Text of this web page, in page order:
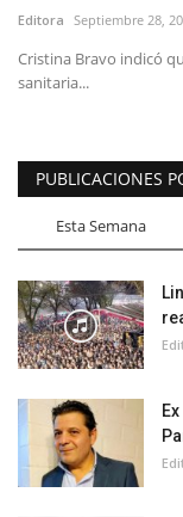
Editora Septiembre 28,
Cristina Bravo indicó
sanitaria...
PUBLICACIONES
Esta Semana